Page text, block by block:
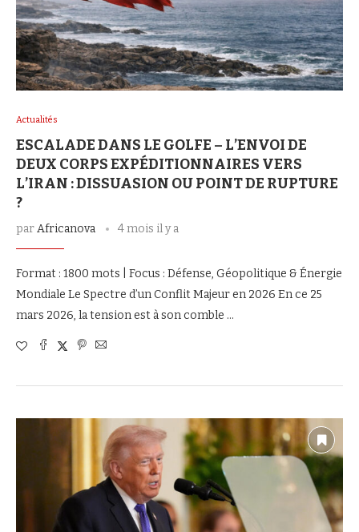
Actualités
ESCALADE DANS LE GOLFE – L’ENVOI DE
DEUX CORPS EXPÉDITIONNAIRES VERS
L’IRAN : DISSUASION OU POINT DE RUPTURE
?
parAfricanova 4 mois il y a
Format : 1800 mots | Focus : Défense, Géopolitique & Énergie
Mondiale Le Spectre d’un Conflit Majeur en 2026 En ce 25
mars 2026, la tension est à son comble …